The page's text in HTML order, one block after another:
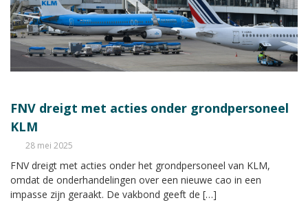
FNV dreigt met acties onder grondpersoneel
KLM
28 mei 2025
FNV dreigt met acties onder het grondpersoneel van KLM,
omdat de onderhandelingen over een nieuwe cao in een
impasse zijn geraakt. De vakbond geeft de […]